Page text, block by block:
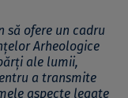
să ofere un cadru
Arheologice
ale lumii,
a transmite
aspecte legate